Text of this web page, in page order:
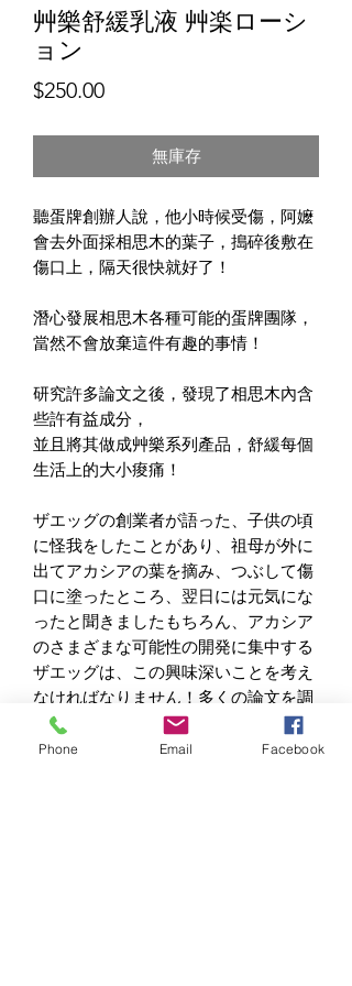
艸樂舒緩乳液 艸楽ローシ
ョン
$250.00價
無庫存
聽蛋牌創辦人說，他小時候受傷，阿嬤
會去外面採相思木的葉子，搗碎後敷在
傷口上，隔天很快就好了！
潛心發展相思木各種可能的蛋牌團隊，
當然不會放棄這件有趣的事情！
研究許多論文之後，發現了相思木內含
些許有益成分，
並且將其做成艸樂系列產品，舒緩每個
生活上的大小痠痛！
ザエッグの創業者が語った、子供の頃
に怪我をしたことがあり、祖母が外に
出てアカシアの葉を摘み、つぶして傷
口に塗ったところ、翌日には元気にな
ったと聞きましたもちろん、アカシア
のさまざまな可能性の開発に集中する
ザエッグは、この興味深いことを考え
なければなりません！多くの論文を調
べた結果、アカシアには体に有益な成
分が含まれていることがわかりまし
Phone Email Facebook